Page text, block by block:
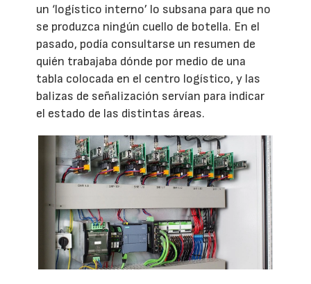
un ‘logístico interno’ lo subsana para que no
se produzca ningún cuello de botella. En el
pasado, podía consultarse un resumen de
quién trabajaba dónde por medio de una
tabla colocada en el centro logístico, y las
balizas de señalización servían para indicar
el estado de las distintas áreas.